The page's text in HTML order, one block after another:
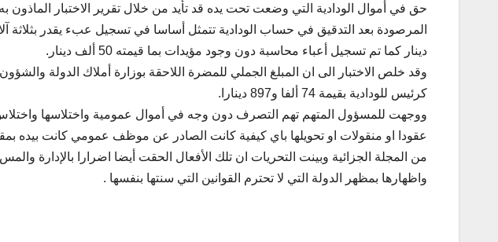
حق في أموال الودادية التي وضعت تحت يده قد تأيد من خلال تقرير الاختبار الماذون
دينار كما تم تسجيل أعباء محاسبة دون وجود مؤيدات بما قيمته 50 ألف دينار.
وقد خلص الاختبار الى ان المبلغ الجملي للمضرة اللاحقة بوزارة أملاك الدولة
كرئيس للودادية بقيمة 74 ألفا و897 دينارا.
ووجهت للمسؤول المتهم تهم التصرف دون وجه في أموال عمومية واختلاسها
من المجلة الجزائية وبينت التحريات ان تلك الأفعال الحقت أيضا اضرارا بالإدارة
واظهارها بمظهر الدولة التي لا تحترم القوانين التي سنتها بنفسها .